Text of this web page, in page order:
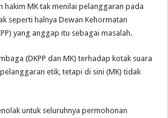
hakim MK tak menilai pelanggaran pada
seperti halnya Dewan Kehormatan
yang anggap itu sebagai masalah.
(DKPP dan MK) terhadap kotak suara
etik, tetapi di sini (MK) tidak
untuk seluruhnya permohonan